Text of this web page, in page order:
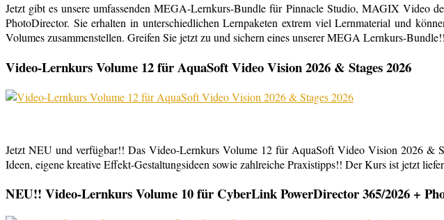
Jetzt gibt es unsere umfassenden MEGA-Lernkurs-Bundle für Pinnacle Studio, MAGIX
PhotoDirector. Sie erhalten in unterschiedlichen Lernpaketen extrem viel Lernmaterial und
Volumes zusammenstellen. Greifen Sie jetzt zu und sichern eines unserer MEGA Lernkurs-
Video-Lernkurs Volume 12 für AquaSoft Video Vision 2026 & Stages 2026
Jetzt NEU und verfügbar!! Das Video-Lernkurs Volume 12 für AquaSoft Video Vision 2026 &
Ideen, eigene kreative Effekt-Gestaltungsideen sowie zahlreiche Praxistipps!! Der Kurs ist jetzt
NEU!! Video-Lernkurs Volume 10 für CyberLink PowerDirector 365/2026 +